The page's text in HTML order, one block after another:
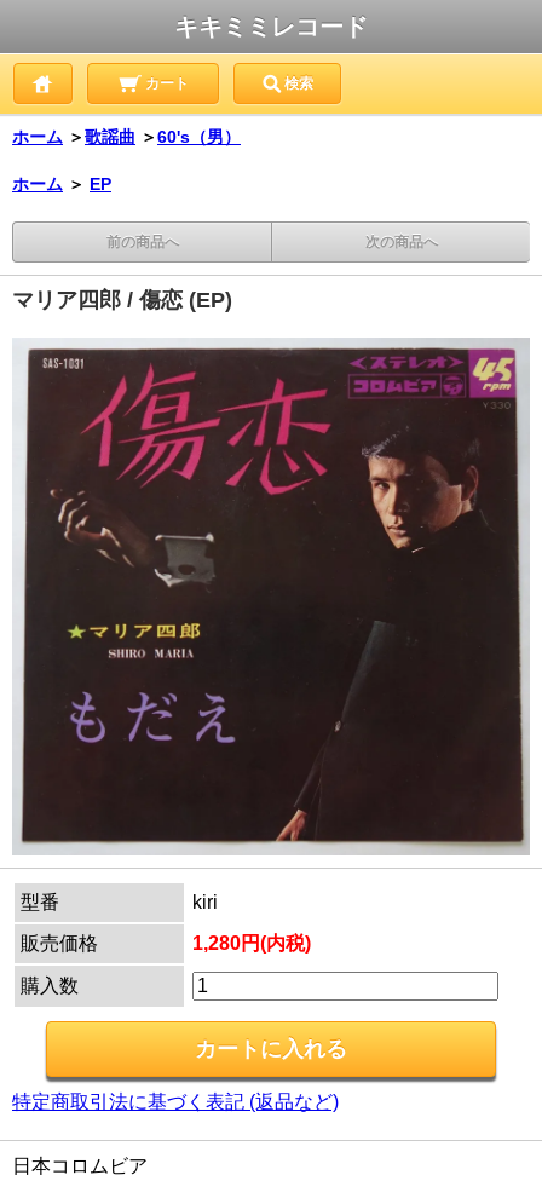
キキミミレコード
カート 検索
ホーム ＞歌謡曲 ＞60's（男）
ホーム ＞ EP
前の商品へ 次の商品へ
マリア四郎 / 傷恋 (EP)
型番
kiri
販売価格
1,280円(内税)
購入数
特定商取引法に基づく表記 (返品など)
日本コロムビア